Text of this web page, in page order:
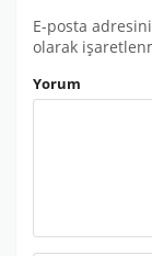
E-posta
olarak
Yorum